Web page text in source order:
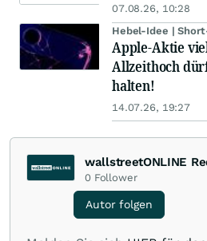
07.08.26, 10:28
Hebel-Idee |
Apple-Aktie
Allzeithoch
halten!
14.07.26, 19:27
wallstreetONLINE
0 Follower
Autor folgen